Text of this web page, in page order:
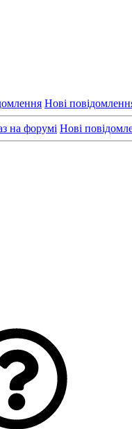
Нові
на форумі Нові